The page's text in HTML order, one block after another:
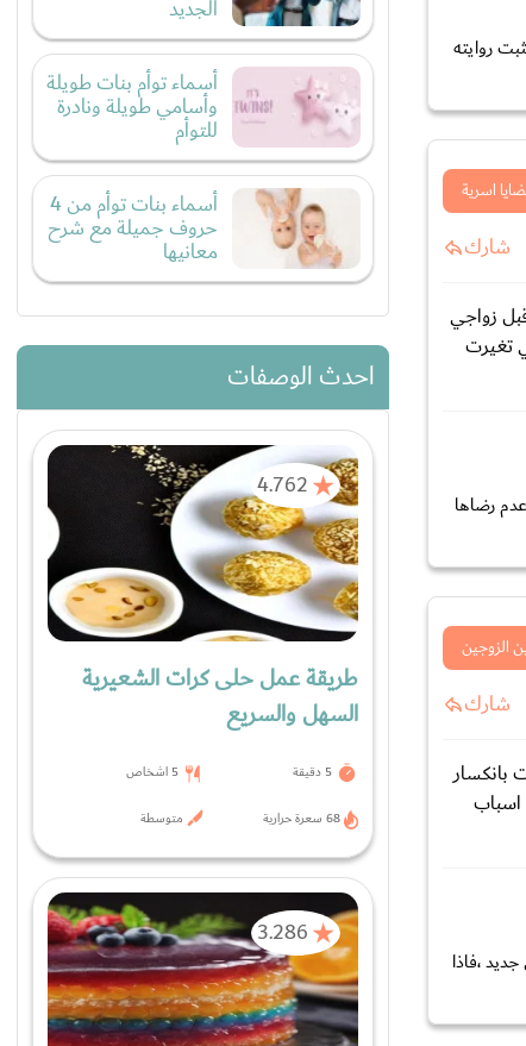
روايته
اسرية
شارك
اروع ما يكون قبل زواجي
تغيرت
رضاها
الزوجين
شارك
وحسيت بانكسار
اسباب
،فاذا
الجديد
أسماء توأم بنات طويلة
وأسامي طويلة ونادرة
للتوأم
أسماء بنات توأم من 4
حروف جميلة مع شرح
معانيها
احدث الوصفات
4.762
طريقة عمل حلى كرات الشعيرية
السهل والسريع
5 دقيقة 5 اشخاص
68 سعرة حرارية متوسطة
3.286